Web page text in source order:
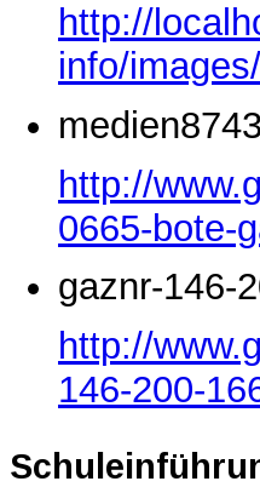
http://
info/
http://
0665-bote-
gaznr-146-
http://
146-200-